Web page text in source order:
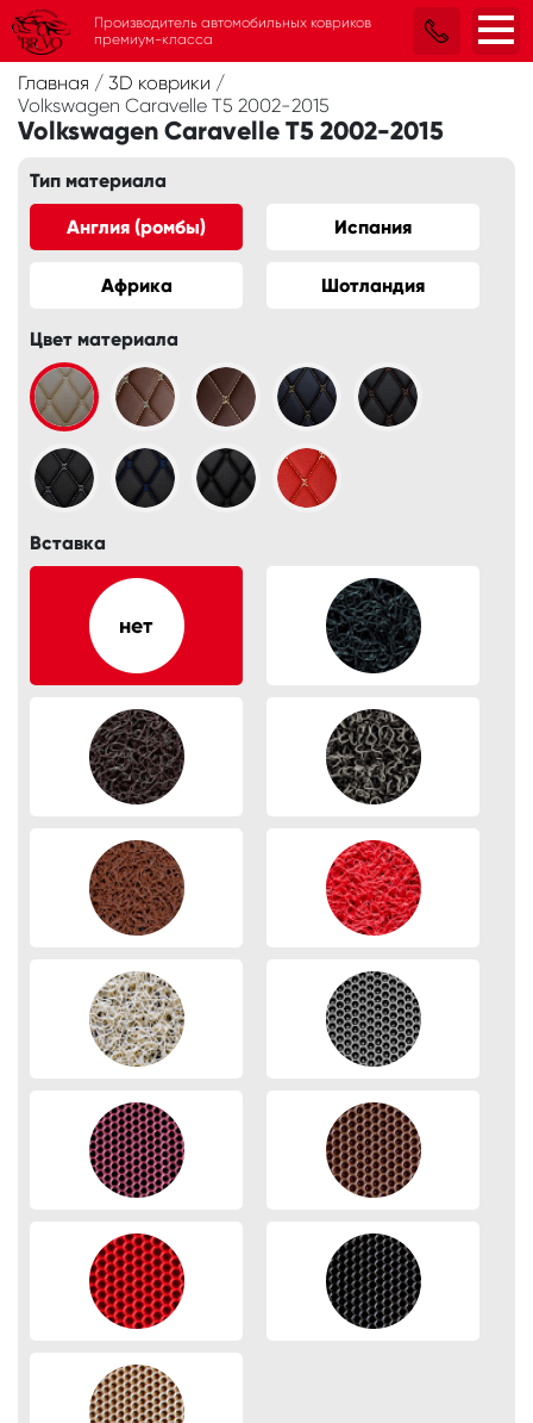
Главная / 3D коврики /
Volkswagen Caravelle T5 2002-2015
Volkswagen Caravelle T5 2002-2015
Тип материала
Англия (ромбы) Испания
Африка Шотландия
Цвет материала
Вставка
Производитель автомобильных ковриков
премиум-класса